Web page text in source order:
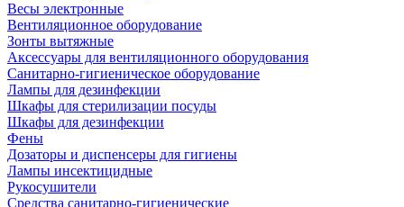
Весы электронные
Вентиляционное оборудование
Зонты вытяжные
Аксессуары для вентиляционного оборудования
Санитарно-гигиеническое оборудование
Лампы для дезинфекции
Шкафы для стерилизации посуды
Шкафы для дезинфекции
Фены
Дозаторы и диспенсеры для гигиены
Лампы инсектицидные
Рукосушители
Средства санитарно-гигиенические